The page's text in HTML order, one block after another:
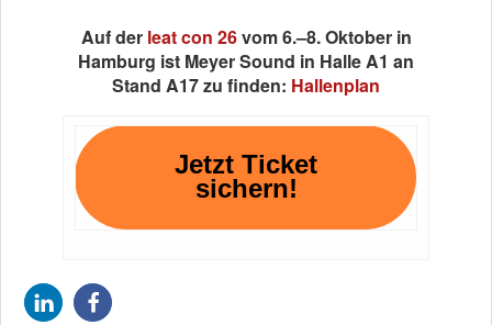
Auf der leat con 26vom 6.–8. Oktober in
Hamburg ist Meyer Sound in Halle A1 an
Stand A17 zu finden: Hallenplan
Jetzt Ticket
sichern!